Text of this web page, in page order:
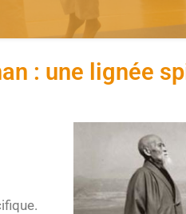
: une lignée